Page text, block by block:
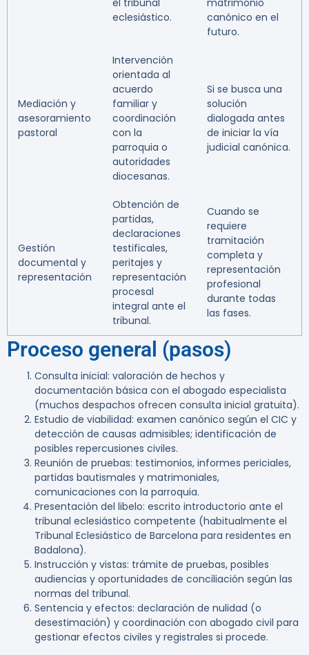
el tribunal
eclesiástico.
matrimonio
canónico en el
futuro.
Mediación y
asesoramiento
pastoral
Intervención
orientada al
acuerdo
familiar y
coordinación
con la
parroquia o
autoridades
diocesanas.
Si se busca una
solución
dialogada antes
de iniciar la vía
judicial canónica.
Gestión
documental y
representación
Obtención de
partidas,
declaraciones
testificales,
peritajes y
representación
procesal
integral ante el
tribunal.
Cuando se
requiere
tramitación
completa y
representación
profesional
durante todas
las fases.
Proceso general (pasos)
Consulta inicial: valoración de hechos y
documentación básica con el abogado especialista
(muchos despachos ofrecen consulta inicial gratuita).
Estudio de viabilidad: examen canónico según el CIC y
detección de causas admisibles; identificación de
posibles repercusiones civiles.
Reunión de pruebas: testimonios, informes periciales,
partidas bautismales y matrimoniales,
comunicaciones con la parroquia.
Presentación del libelo: escrito introductorio ante el
tribunal eclesiástico competente (habitualmente el
Tribunal Eclesiástico de Barcelona para residentes en
Badalona).
Instrucción y vistas: trámite de pruebas, posibles
audiencias y oportunidades de conciliación según las
normas del tribunal.
Sentencia y efectos: declaración de nulidad (o
desestimación) y coordinación con abogado civil para
gestionar efectos civiles y registrales si procede.